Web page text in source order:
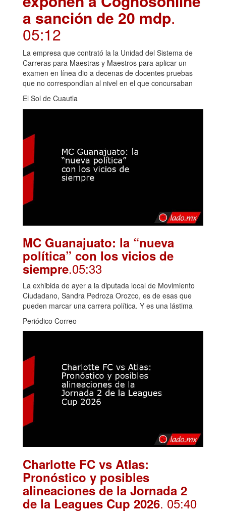
a sanción de 20 mdp.
05:12
La empresa que contrató la la Unidad del Sistema de
Carreras para Maestras y Maestros para aplicar un
examen en línea dio a decenas de docentes pruebas
que no correspondían al nivel en el que concursaban
El Sol de Cuautla
MC Guanajuato: la “nueva
política” con los vicios de
siempre.05:33
La exhibida de ayer a la diputada local de Movimiento
Ciudadano, Sandra Pedroza Orozco, es de esas que
pueden marcar una carrera política. Y es una lástima
Periódico Correo
Charlotte FC vs Atlas:
Pronóstico y posibles
alineaciones de la Jornada 2
de la Leagues Cup 2026. 05:40